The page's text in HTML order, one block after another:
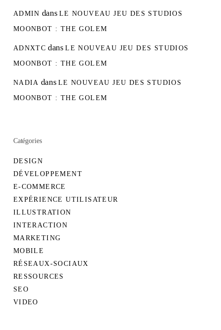
ADMIN dans LE NOUVEAU JEU DES STUDIOS
MOONBOT : THE GOLEM
ADNXTC dansLE NOUVEAU JEU DES STUDIOS
MOONBOT : THE GOLEM
NADIA dans LE NOUVEAU JEU DES STUDIOS
MOONBOT : THE GOLEM
Catégories
DESIGN
DÉVELOPPEMENT
E-COMMERCE
EXPÉRIENCE UTILISATEUR
ILLUSTRATION
INTERACTION
MARKETING
MOBILE
RÉSEAUX-SOCIAUX
RESSOURCES
SEO
VIDEO